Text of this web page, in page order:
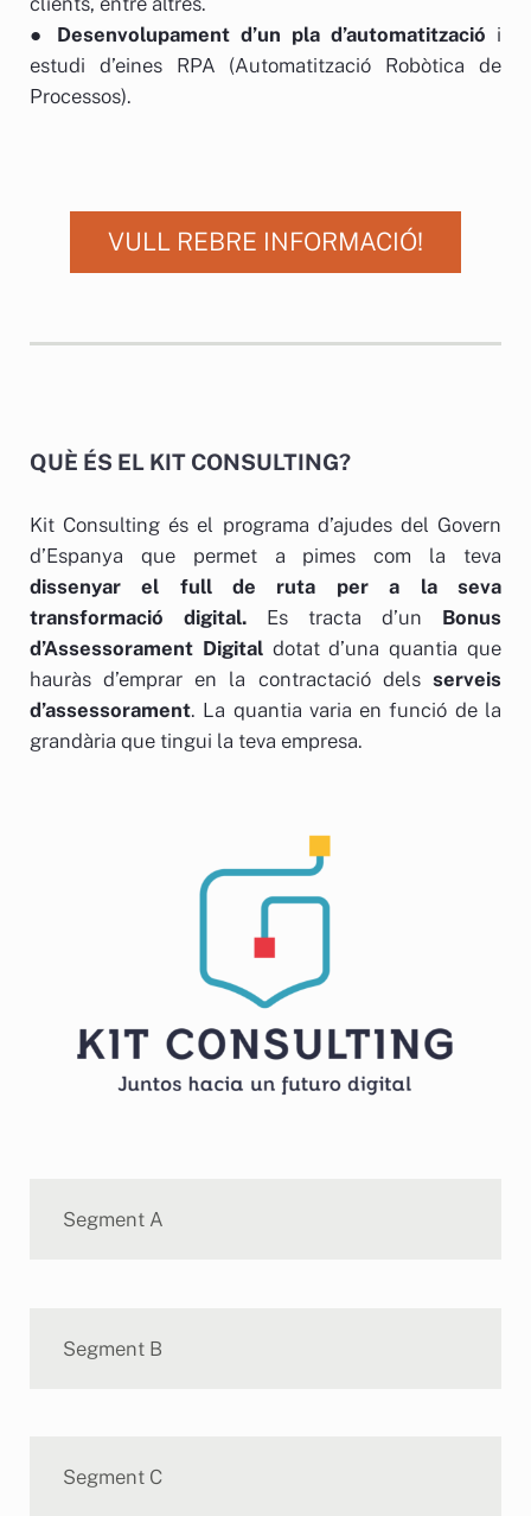
●
Desenvolupament d’un pla d’automatització i
estudi d’eines RPA (Automatització Robòtica de
Processos).
VULL REBRE INFORMACIÓ!
QUÈ ÉS EL KIT CONSULTING?
Kit Consulting és el programa d’ajudes del Govern
d’Espanya que permet a pimes com la teva
dissenyar el full de ruta per a la seva
transformació digital.Es tracta d’un Bonus
d’Assessorament Digitaldotat d’una quantia que
hauràs d’emprar en la contractació delsserveis
d’assessorament. La quantia varia en funció de la
grandària que tingui la teva empresa.
Segment A
Segment B
Segment C